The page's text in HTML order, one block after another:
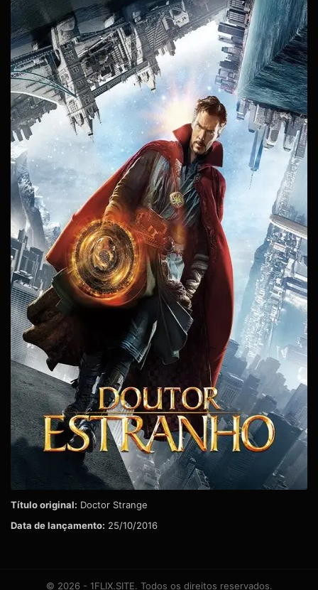
Título original: Doctor Strange
Data de lançamento: 25/10/2016
© 2026 - 1FLIX.SITE. Todos os direitos reservados.